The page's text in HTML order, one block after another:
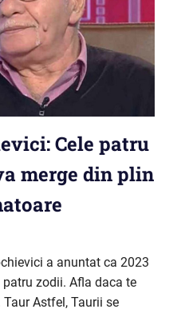
Cele patru
merge din plin
a anuntat ca 2023
zodii. Afla daca te
Astfel, Taurii se